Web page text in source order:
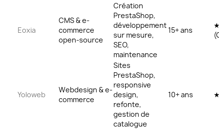
Eoxia
CMS & e-
commerce
open-source
Création
PrestaShop,
développement
sur mesure,
SEO,
maintenance
15+ ans
Yoloweb
Webdesign & e-
commerce
Sites
PrestaShop,
responsive
design,
refonte,
gestion de
catalogue
10+ ans